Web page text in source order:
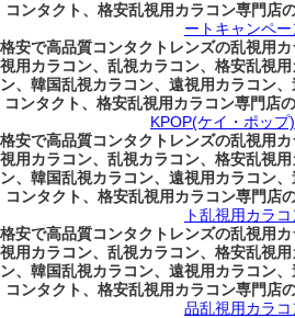
コンタクト、格安乱視用カラコン専門店
ートキャンペー
格安で高品質コンタクトレンズの乱視用
視用カラコン、乱視カラコン、格安乱視
ン、韓国乱視カラコン、遠視用カラコン
コンタクト、格安乱視用カラコン専門店
KPOP(ケイ・ポップ
格安で高品質コンタクトレンズの乱視用
視用カラコン、乱視カラコン、格安乱視
ン、韓国乱視カラコン、遠視用カラコン
コンタクト、格安乱視用カラコン専門店
ト乱視用カラコ
格安で高品質コンタクトレンズの乱視用
視用カラコン、乱視カラコン、格安乱視
ン、韓国乱視カラコン、遠視用カラコン
コンタクト、格安乱視用カラコン専門店
品乱視用カラコ